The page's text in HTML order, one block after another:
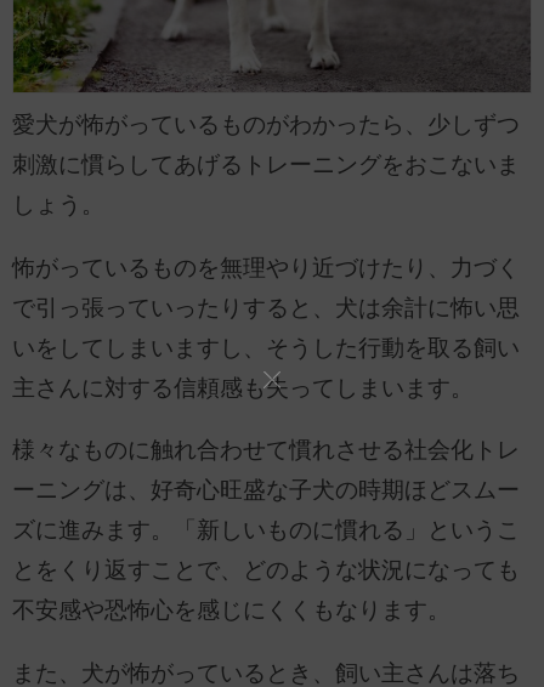
愛犬が怖がっているものがわかったら、少しずつ
刺激に慣らしてあげるトレーニングをおこないま
しょう。
怖がっているものを無理やり近づけたり、力づく
で引っ張っていったりすると、犬は余計に怖い思
いをしてしまいますし、そうした行動を取る飼い
主さんに対する信頼感も失ってしまいます。
様々なものに触れ合わせて慣れさせる社会化トレ
ーニングは、好奇心旺盛な子犬の時期ほどスムー
ズに進みます。「新しいものに慣れる」というこ
とをくり返すことで、どのような状況になっても
不安感や恐怖心を感じにくくもなります。
また、犬が怖がっているとき、飼い主さんは落ち